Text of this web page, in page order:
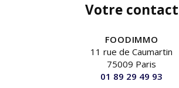
Votre contact
FOODIMMO
11 rue de Caumartin
75009 Paris
01 89 29 49 93